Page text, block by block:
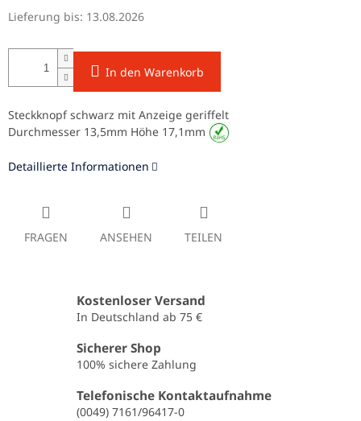
Verkaufspreis:
Lieferung bis: 13.08.2026
In den Warenkorb
Steckknopf schwarz mit Anzeige geriffelt
Durchmesser 13,5mm Höhe 17,1mm
Detaillierte Informationen
FRAGEN ANSEHEN TEILEN
Kostenloser Versand
In Deutschland ab 75 €
Sicherer Shop
100% sichere Zahlung
Telefonische Kontaktaufnahme
(0049) 7161/96417-0